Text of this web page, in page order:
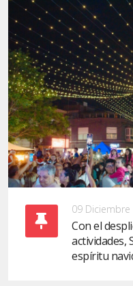
09 Diciembre
Con el
actividades,
espíritu